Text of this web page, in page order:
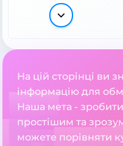
На цій сторінці ви
інформацію для
Наша мета -
простішим та
можете порівняти